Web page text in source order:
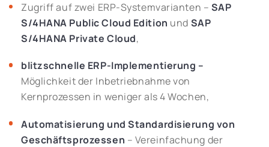
Zugriff auf zwei ERP-Systemvarianten – SAP
S/4HANA Public Cloud Edition und SAP
S/4HANA Private Cloud,
blitzschnelle ERP-Implementierung –
Möglichkeit der Inbetriebnahme von
Kernprozessen in weniger als 4 Wochen,
Automatisierung und Standardisierung von
Geschäftsprozessen – Vereinfachung der